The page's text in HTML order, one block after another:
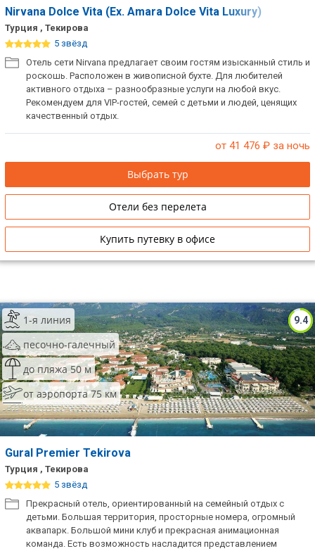
Nirvana Dolce Vita (Ex. Amara Dolce Vita Luxury)
Турция , Текирова
5 звёзд
Отель сети Nirvana предлагает своим гостям изысканный стиль и
роскошь. Расположен в живописной бухте. Для любителей
активного отдыха – разнообразные услуги на любой вкус.
Рекомендуем для VIP-гостей, семей с детьми и людей, ценящих
качественный отдых.
от 41 476 ₽ за ночь
Выбрать тур
Отели без перелета
Купить путевку в офисе
9.4
1-я линия
песочно-галечный
до пляжа 50 м
от аэропорта 75 км
Gural Premier Tekirova
Турция , Текирова
5 звёзд
Прекрасный отель, ориентированный на семейный отдых с
детьми. Большая территория, просторные номера, огромный
аквапарк. Большой мини клуб и прекрасная анимационная
команда. Есть возможность насладится представлением